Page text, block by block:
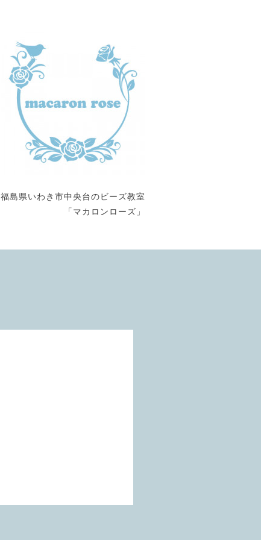
福島県いわき市中央台のビーズ教室
「マカロンローズ」